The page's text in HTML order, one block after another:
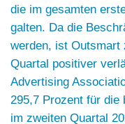
die im gesamten
galten. Da die
werden, ist
Quartal positiver
Advertising
295,7 Prozent für
im zweiten Quartal